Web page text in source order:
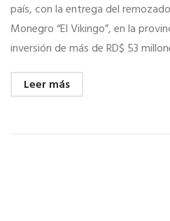
país, con la entrega del
Monegro “El Vikingo”, en la
inversión de más de RD$ 53
Leer más